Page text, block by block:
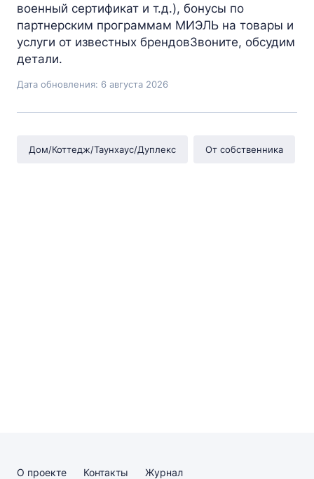
военный сертификат и т.д.), бонусы по
партнерским программам МИЭЛЬ на товары и
услуги от известных брендовЗвоните, обсудим
детали.
Дата обновления: 6 августа 2026
Дом/Коттедж/Таунхаус/Дуплекс От собственника
О проекте Контакты Журнал